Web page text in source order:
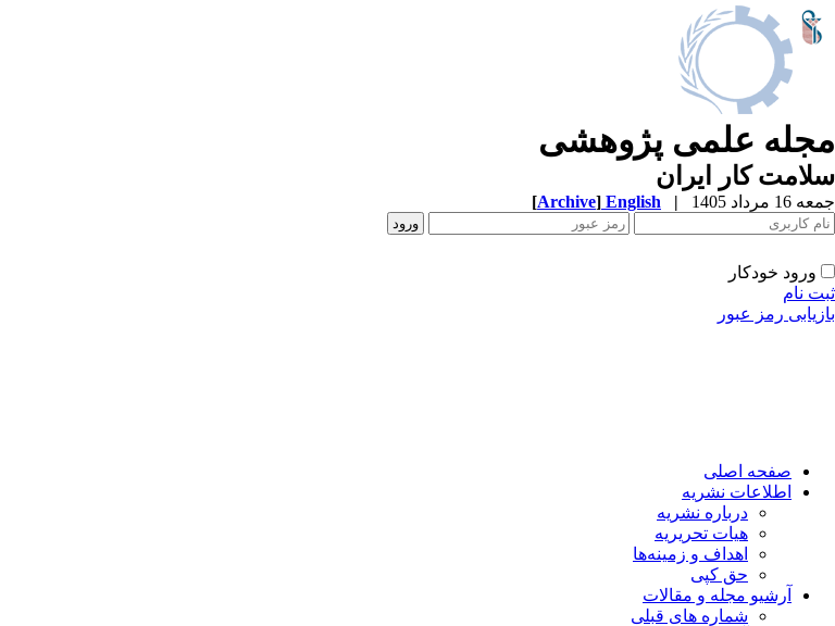
مجله علمی پژوهشی
سلامت کار ایران
جمعه 16 مرداد 1405 |
English
[Archive]
ورود خودکار
ثبت نام
بازیابی رمز عبور
صفحه اصلی
اطلاعات نشریه
درباره نشریه
هیات تحریریه
اهداف و زمینه‌ها
حق کپی
آرشیو مجله و مقالات
شماره های قبلی